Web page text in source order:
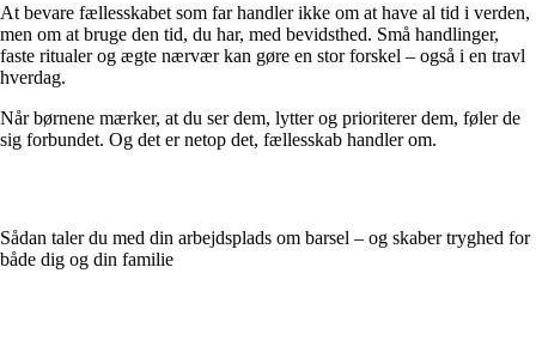
At bevare fællesskabet som far handler ikke om at have al tid i verden,
men om at bruge den tid, du har, med bevidsthed. Små handlinger,
faste ritualer og ægte nærvær kan gøre en stor forskel – også i en travl
hverdag.
Når børnene mærker, at du ser dem, lytter og prioriterer dem, føler de
sig forbundet. Og det er netop det, fællesskab handler om.
Sådan taler du med din arbejdsplads om barsel – og skaber tryghed for
både dig og din familie